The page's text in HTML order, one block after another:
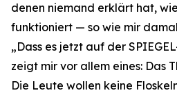
denen niemand erklärt hat,
funktioniert — so wie mir
„Dass es jetzt auf der
zeigt mir vor allem eines: Das
Die Leute wollen keine